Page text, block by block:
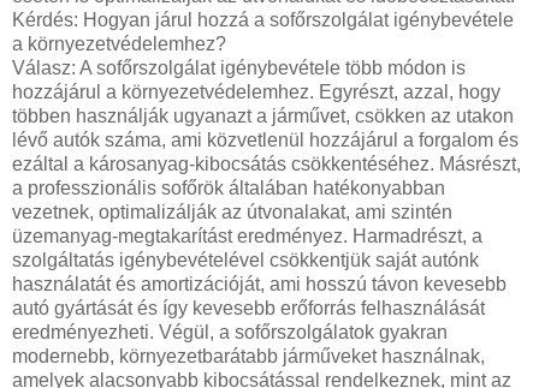
Kérdés: Hogyan járul hozzá a sofőrszolgálat igénybevétele
a környezetvédelemhez?
Válasz: A sofőrszolgálat igénybevétele több módon is
hozzájárul a környezetvédelemhez. Egyrészt, azzal, hogy
többen használják ugyanazt a járművet, csökken az utakon
lévő autók száma, ami közvetlenül hozzájárul a forgalom és
ezáltal a károsanyag-kibocsátás csökkentéséhez. Másrészt,
a professzionális sofőrök általában hatékonyabban
vezetnek, optimalizálják az útvonalakat, ami szintén
üzemanyag-megtakarítást eredményez. Harmadrészt, a
szolgáltatás igénybevételével csökkentjük saját autónk
használatát és amortizációját, ami hosszú távon kevesebb
autó gyártását és így kevesebb erőforrás felhasználását
eredményezheti. Végül, a sofőrszolgálatok gyakran
modernebb, környezetbarátabb járműveket használnak,
amelyek alacsonyabb kibocsátással rendelkeznek, mint az